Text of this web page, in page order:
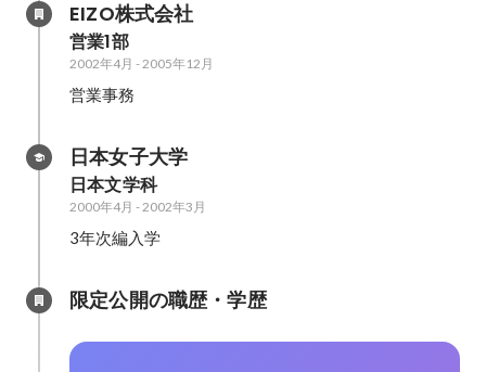
EIZO株式会社
営業1部
2002年4月 - 2005年12月
営業事務
日本女子大学
日本文学科
2000年4月 - 2002年3月
3年次編入学
限定公開の職歴・学歴